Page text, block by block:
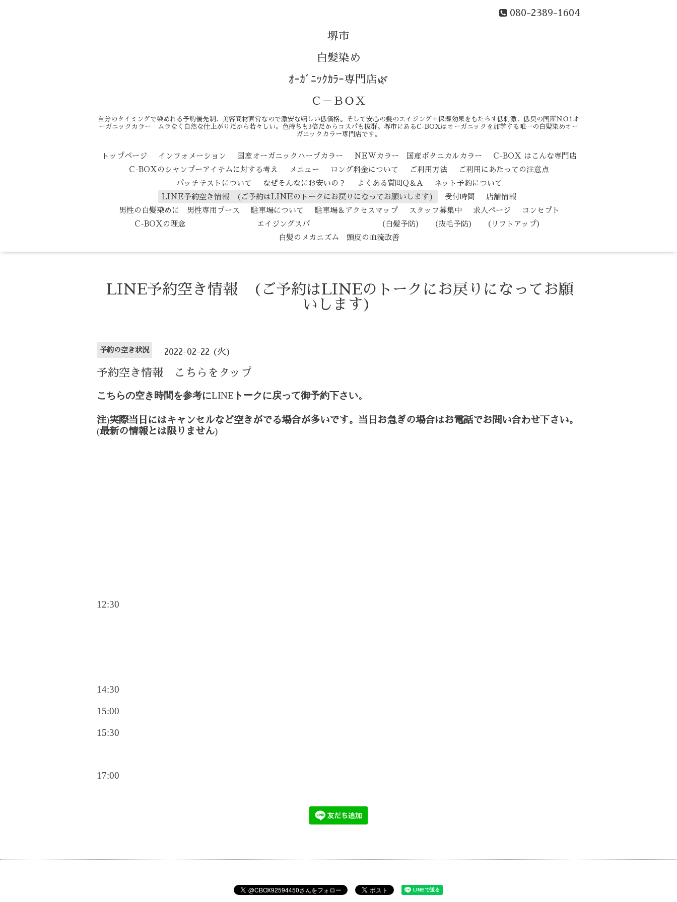
080-2389-1604
堺市
白髪染め
ｵｰｶﾞﾆｯｸｶﾗｰ専門店🌿
Ｃ－ＢＯＸ
自分のタイミングで染めれる予約優先制、美容商材直営なので激安な嬉しい低価格。そして安心の髪のエイジング＋保湿効果をもたらす低刺激、低臭の国産ＮＯ1オ
ーガニックカラー ムラなく自然な仕上がりだから若々しい。色持ちも3倍だからコスパも抜群。堺市にあるC-BOXはオーガニックを加学する唯一の白髪染めオー
ガニックカラー専門店です。
トップページ インフォメーション 国産オーガニックハーブカラー NEWカラー 国産ボタニカルカラー
C-BOX はこんな専門店
C-BOXのシャンプーアイテムに対する考え
メニュー ロング料金について ご利用方法
ご利用にあたっての注意点
パッチテストについて
なぜそんなにお安いの？ よくある質問Q＆A
ネット予約について
LINE予約空き情報 (ご予約はLINEのトークにお戻りになってお願いします)
受付時間
店舗情報
男性の白髪染めに 男性専用ブース
駐車場について 駐車場＆アクセスマップ スタッフ募集中 求人ページ
コンセプト
C-BOXの理念
エイジングスパ （白髪予防） （抜毛予防） （リフトアップ）
白髪のメカニズム 頭皮の血流改善
LINE予約空き情報 (ご予約はLINEのトークにお戻りになってお願
いします)
予約の空き状況 2022-02-22 (火)
予約空き情報 こちらをタップ
こちらの空き時間を参考にLINE トークに戻って御予約下さい。
注)実際当日にはキャンセルなど空きがでる場合が多いです。当日お急ぎの場合はお電話でお問い合わせ下さい。
(最新の情報とは限りません)
12:30
14:30
15:00
15:30
17:00